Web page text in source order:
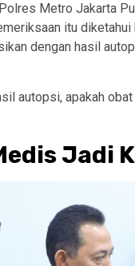
Metro Jakarta
itu
dengan hasil
autopsi, apakah
Jadi